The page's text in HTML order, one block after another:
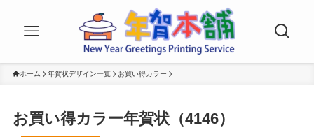
ホーム 年賀状デザイン一覧 お買い得カラー
お買い得カラー年賀状（4146）